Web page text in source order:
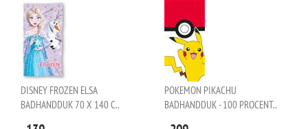
DISNEY FROZEN ELSA
BADHANDDUK 70 X 140 C..
POKEMON PIKACHU
BADHANDDUK - 100 PROCENT..